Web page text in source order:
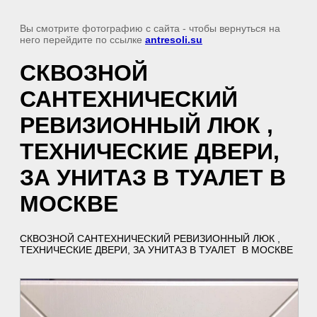
Вы смотрите фотографию с сайта - чтобы вернуться на
него перейдите по ссылке antresoli.su
СКВОЗНОЙ
САНТЕХНИЧЕСКИЙ
РЕВИЗИОННЫЙ ЛЮК ,
ТЕХНИЧЕСКИЕ ДВЕРИ,
ЗА УНИТАЗ В ТУАЛЕТ В
МОСКВЕ
СКВОЗНОЙ САНТЕХНИЧЕСКИЙ РЕВИЗИОННЫЙ ЛЮК ,
ТЕХНИЧЕСКИЕ ДВЕРИ, ЗА УНИТАЗ В ТУАЛЕТ В МОСКВЕ